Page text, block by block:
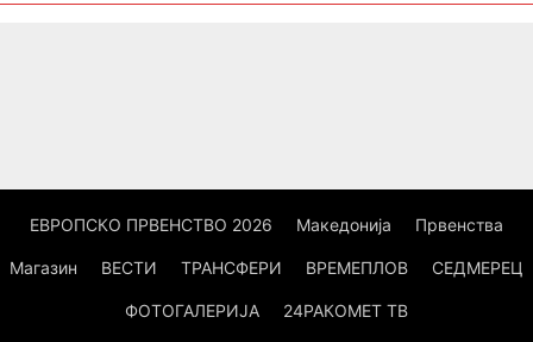
ЕВРОПСКО ПРВЕНСТВО 2026 Македонија Првенства
Магазин ВЕСТИ ТРАНСФЕРИ ВРЕМЕПЛОВ СЕДМЕРЕЦ
ФОТОГАЛЕРИЈА 24РАКОМЕТ ТВ